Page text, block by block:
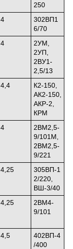
250
4
302ВП1
6/70
4
2УМ,
2УП,
2ВУ1-
2,5/13
4,4
К2-150,
АК2-150,
АКР-2,
КРМ
4
2ВМ2,5-
9/101М,
2ВМ2,5-
9/221
4,25
305ВП-1
2/220,
ВШ-3/40
4,25
2ВМ4-
9/101
4,5
402ВП-4
/400